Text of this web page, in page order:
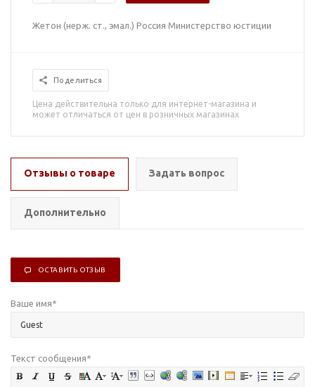
Жетон (нерж. ст., эмал.) Россия Министерство юстиции
Поделиться
Цена действительна только для интернет-магазина и
может отличаться от цен в розничных магазинах
Отзывы о товаре Задать вопрос
Дополнительно
ОСТАВИТЬ ОТЗЫВ
Ваше имя*
Текст сообщения*